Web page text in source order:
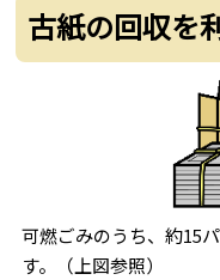
古紙の回収を
可燃ごみのうち、約15
す。（上図参照）